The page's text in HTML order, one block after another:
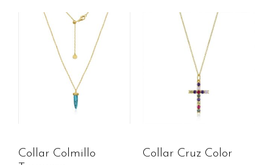
Collar Colmillo
Collar Cruz Color